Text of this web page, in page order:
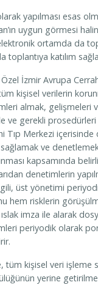
yapılması esas
uygun görmesi
ortamda da
toplantıya katılım
İzmir Avrupa
kişisel verilerin
almak, gelişmeleri
ve gerekli prosedürleri
Tıp Merkezi içerisinde
sağlamak ve
kapsamında
denetimlerin
üst yönetimi
hem risklerin
ıslak imza ile alarak
periyodik olarak
tüm kişisel veri işleme
yerine